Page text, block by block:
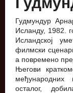
Гудмундур
Исланду, 1982.
Исландској
филмски
а повремено
Његови
међународних
осталог,